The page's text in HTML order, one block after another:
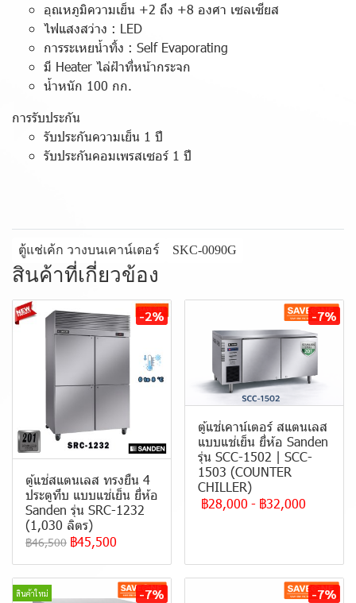
อุณหภูมิความเย็น +2 ถึง +8 องศา เซลเซียส
ไฟแสงสว่าง : LED
การระเหยน้ำทิ้ง : Self Evaporating
มี Heater ไล่ฝ้าที่หน้ากระจก
น้ำหนัก 100 กก.
การรับประกัน
รับประกันความเย็น 1 ปี
รับประกันคอมเพรสเซอร์ 1 ปี
ตู้แช่เค้ก วางบนเคาน์เตอร์ SKC-0090G
สินค้าที่เกี่ยวข้อง
-2%
ตู้แช่สแตนเลส ทรงยืน 4
ประตูทึบ แบบ แช่เย็น ยี่ห้อ
Sanden รุ่น SRC-1232
(1,030 ลิตร)
฿46,500 ฿45,500
-7%
ตู้แช่เคาน์เตอร์ สแตนเลส
แบบแช่เย็น ยี่ห้อ Sanden
รุ่น SCC-1502 | SCC-
1503 (COUNTER
CHILLER)
฿28,000 - ฿32,000
สินค้าใหม่ -7% -7%